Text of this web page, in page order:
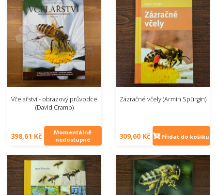
Včelařství - obrazový průvodce
(David Cramp)
398,61 Kč
Momentálně
nedostupné
Zázračné včely (Armin Spürgin)
309,60 Kč Přidat do košíku